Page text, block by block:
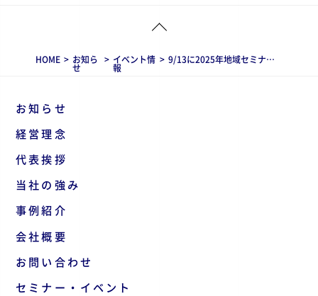
HOME > お知ら
せ
> イベント情
報
> 9/13に2025年地域セミナー～北海道からの発信～にて当社の渡辺がワークショップを行います
お知らせ
経営理念
代表挨拶
当社の強み
事例紹介
会社概要
お問い合わせ
セミナー・イベント